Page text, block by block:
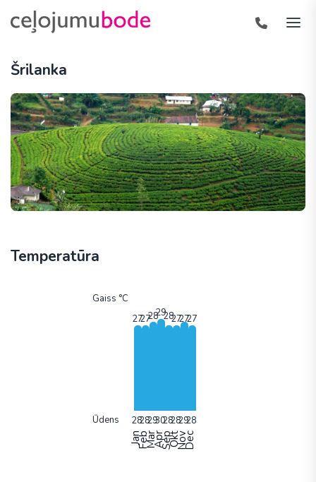
Šrilanka
Temperatūra
Gaiss °C
Ūdens
Jan
FebMarAprSepOktNovDec